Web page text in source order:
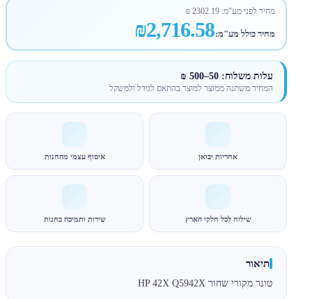
מחיר לפני מע"מ:2302.19
₪
מחיר כולל מע"מ:₪2,716.58
עלות משלוח: 50–500 ₪
המחיר משתנה ממוצר למוצר בהתאם לגודל ולמשקל
אחריות יבואן איסוף עצמי מהחנות
שילוח לכל חלקי הארץ שירות ותמיכה בחנות
תיאור
טונר מקורי שחור HP 42X Q5942X